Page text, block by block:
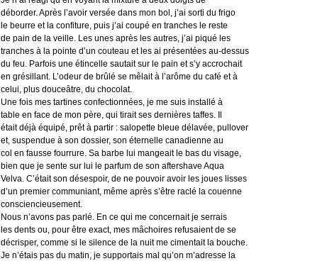
déborder. Après l’avoir versée dans mon bol, j’ai sorti du frigo
le beurre et la confiture, puis j’ai coupé en tranches le reste
de pain de la veille. Les unes après les autres, j’ai piqué les
tranches à la pointe d’un couteau et les ai présentées au-dessus
du feu. Parfois une étincelle sautait sur le pain et s’y accrochait
en grésillant. L’odeur de brûlé se mêlait à l’arôme du café et à
celui, plus douceâtre, du chocolat.
Une fois mes tartines confectionnées, je me suis installé à
table en face de mon père, qui tirait ses dernières taffes. Il
était déjà équipé, prêt à partir : salopette bleue délavée, pullover
et, suspendue à son dossier, son éternelle canadienne au
col en fausse fourrure. Sa barbe lui mangeait le bas du visage,
bien que je sente sur lui le parfum de son aftershave Aqua
Velva. C’était son désespoir, de ne pouvoir avoir les joues lisses
d’un premier communiant, même après s’être raclé la couenne
consciencieusement.
Nous n’avons pas parlé. En ce qui me concernait je serrais
les dents ou, pour être exact, mes mâchoires refusaient de se
décrisper, comme si le silence de la nuit me cimentait la bouche.
Je n’étais pas du matin, je supportais mal qu’on m’adresse la